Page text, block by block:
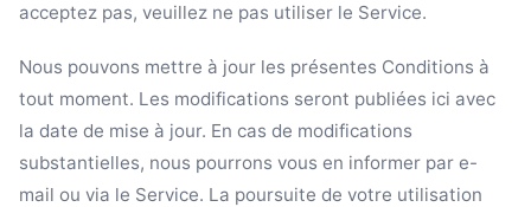
acceptez pas, veuillez ne pas utiliser le Service.
Nous pouvons mettre à jour les présentes Conditions à
tout moment. Les modifications seront publiées ici avec
la date de mise à jour. En cas de modifications
substantielles, nous pourrons vous en informer par e-
mail ou via le Service. La poursuite de votre utilisation